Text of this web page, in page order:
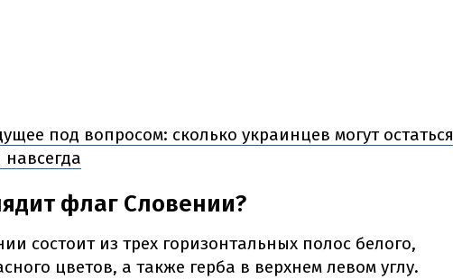
под вопросом: сколько украинцев могут остаться
флаг Словении?
состоит из трех горизонтальных полос белого,
цветов, а также герба в верхнем левом углу.